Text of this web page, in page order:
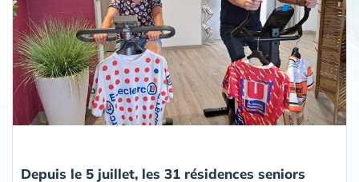
Depuis le 5 juillet, les 31 résidences seniors